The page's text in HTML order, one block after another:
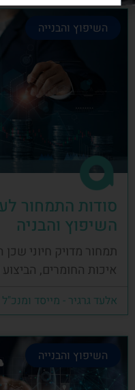
השיפוץ והבנייה
סודות התמחור
השיפוץ והבניה
תמחור מדויק חיוני
איכות החומרים, הביצוע
אלעד גרגיר - מייסד ומנכ"ל arcdb
השיפוץ והבנייה